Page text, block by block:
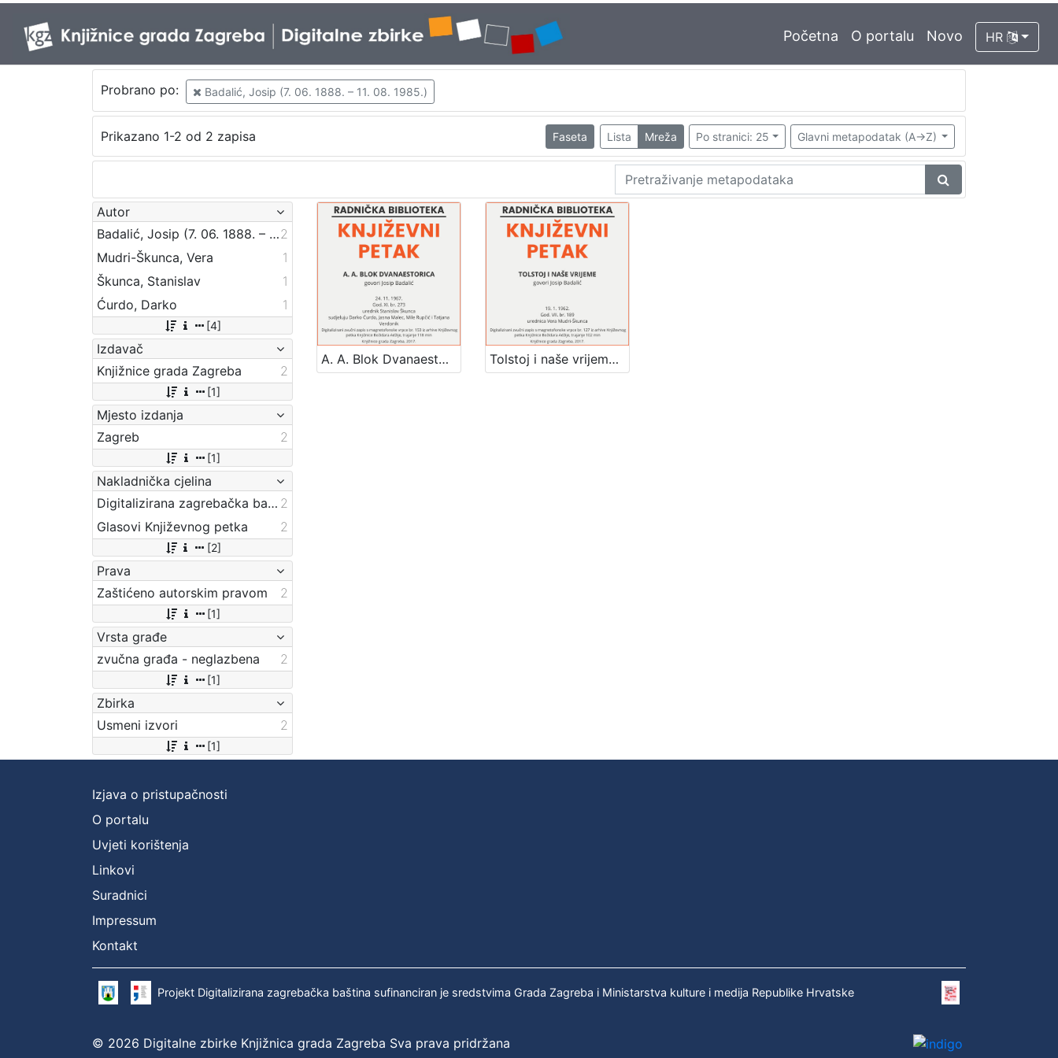
Početna O portalu Novo HR
Probrano po: Badalić, Josip (7. 06. 1888. – 11. 08. 1985.)
Prikazano 1-2 od 2 zapisa Faseta Lista Mreža Po stranici: 25 Glavni metapodatak (A->Z)
Autor
Badalić, Josip (7. 06. 1888. – 11. 08. 1985.)2
Mudri-Škunca, Vera
1
Škunca, Stanislav
1
Ćurdo, Darko
1
[4]
Izdavač
Knjižnice grada Zagreba
2
[1]
Mjesto izdanja
Zagreb
2
[1]
Nakladnička cjelina
Digitalizirana zagrebačka baština 2
Glasovi Književnog petka
2
[2]
Prava
Zaštićeno autorskim pravom
2
[1]
Vrsta građe
zvučna građa - neglazbena
2
[1]
Zbirka
Usmeni izvori
2
[1]
A. A. Blok Dvanaestorica : Književni petak, 24. 11. 1967. / govori Josip Badalić ; sudjeluju Darko Ćurdo ... [et al.] ; urednik Stanislav Škunca Tolstoj i naše vrijeme : Književni petak, 19. 1. 1962., Radnički dom / govori Josip Badalić ; urednica Vera Mudri-Škunca
Izjava o pristupačnosti
O portalu
Uvjeti korištenja
Linkovi
Suradnici
Impressum
Kontakt
Projekt Digitalizirana zagrebačka baština sufinanciran je sredstvima Grada Zagreba i Ministarstva kulture i medija Republike Hrvatske
© 2026 Digitalne zbirke Knjižnica grada Zagreba Sva prava pridržana